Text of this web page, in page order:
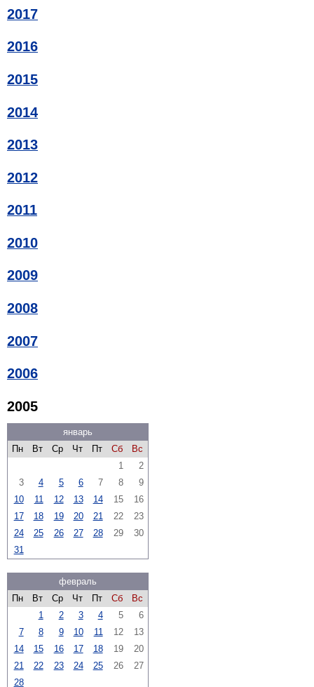
2017
2016
2015
2014
2013
2012
2011
2010
2009
2008
2007
2006
2005
январь
Пн
Вт Ср Чт Пт Сб
Вс
1
2
3
4 5 6 7 8
9
10
11 12 13 14 15
16
17
18 19 20 21 22
23
24
25 26 27 28 29
30
31
февраль
Пн
Вт Ср Чт Пт Сб
Вс
1
2 3 4 5
6
7
8 9 10 11 12
13
14
15 16 17 18 19
20
21
22 23 24 25 26
27
28